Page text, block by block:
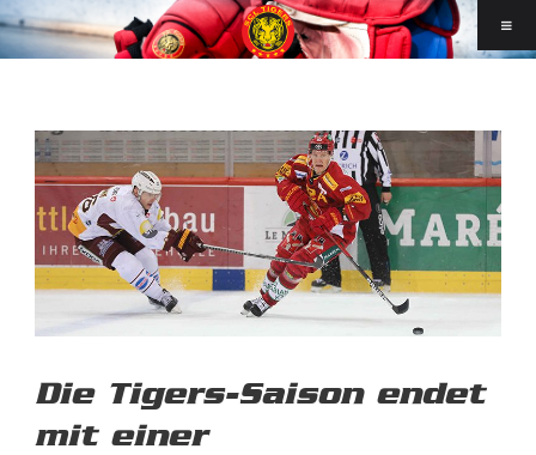
Die Tigers-Saison endet
mit einer